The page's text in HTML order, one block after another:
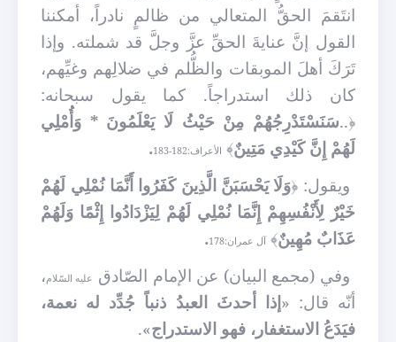
انتَقمَ الحقُّ المتعالي من ظالمٍ نادراً، أمكننا
القول إنَّ عنايةَ الحقِّ عزَّ وجلَّ قد شملته. وإذا
تَرَكَ أهلَ الموبقات والظُّلم في ضلالِهم وغيِّهم،
كان ذلك استدراجاً. كما يقول سبحانه:
﴿..سَنَسْتَدْرِجُهُمْ مِنْ حَيْثُ لَا يَعْلَمُونَ * وَأُمْلِي
لَهُمْ إِنَّ كَيْدِي مَتِينٌ﴾ الأعراف:182-183
.
ويقول: ﴿وَلَا يَحْسَبَنَّ الَّذِينَ كَفَرُوا أَنَّمَا نُمْلِي لَهُمْ
خَيْرٌ لِأَنْفُسِهِمْ إِنَّمَا نُمْلِي لَهُمْ لِيَزْدَادُوا إِثْمًا وَلَهُمْ
عَذَابٌ مُهِينٌ﴾آل عمران:178
.
وفي (مجمع البيان) عن الإمام الصّادق عليه السّلام،
أنّه قال: «إذا أحدثَ العبدُ ذنباً جُدِّد له نعمة،
فيَدَعُ الاستغفار، فهو الاستدراج».